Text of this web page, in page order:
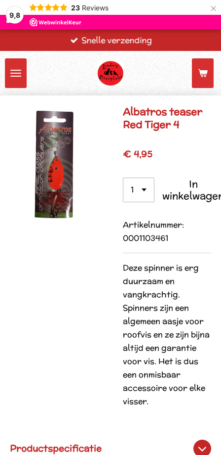
9,8
23 Reviews ×
Snelle verzending
Albatros teaser
Red Tiger 4
€ 4,95
In
Artikelnummer:
0001103461
Deze spinner is erg
duurzaam en
vangkrachtig.
Spinners zijn een
algemeen aasje voor
roofvis en ze zijn bijna
altijd een garantie
voor vis. Het is dus
een onmisbaar
accessoire voor elke
visser.
Productspecificatie